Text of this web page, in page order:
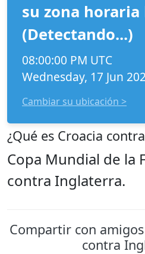
su zona horaria
(Detectando...)
08:00:00 PM UTC
Wednesday, 17 Jun
Cambiar su ubicación >
¿Qué es Croacia
Copa Mundial de la
contra Inglaterra.
Compartir con
contra